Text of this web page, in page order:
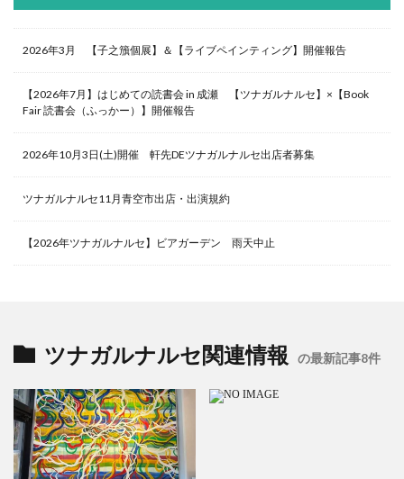
2026年3月 【子之籏個展】＆【ライブペインティング】開催報告
【2026年7月】はじめての読書会 in 成瀬 【ツナガルナルセ】×【Book
Fair 読書会（ふっかー）】開催報告
2026年10月3日(土)開催 軒先DEツナガルナルセ出店者募集
ツナガルナルセ11月青空市出店・出演規約
【2026年ツナガルナルセ】ビアガーデン 雨天中止
ツナガルナルセ関連情報 の最新記事8件